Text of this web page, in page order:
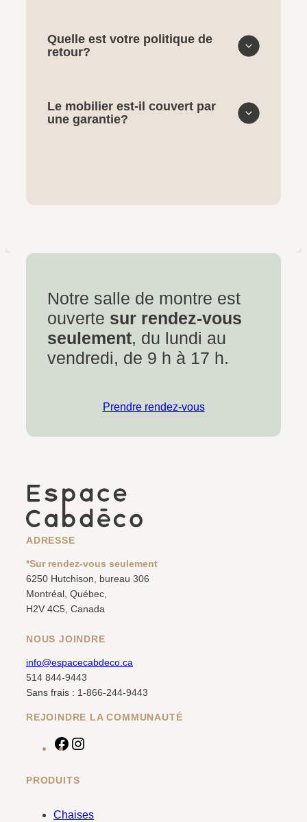
Quelle est votre politique de
retour?
Le mobilier est-il couvert par
une garantie?
Notre salle de montre est
ouverte sur rendez-vous
seulement, du lundi au
vendredi, de 9 h à 17 h.
Prendre rendez-vous
ADRESSE
*Sur rendez-vous seulement
6250 Hutchison, bureau 306
Montréal, Québec,
H2V 4C5, Canada
NOUS JOINDRE
info@espacecabdeco.ca
514 844-9443
Sans frais : 1-866-244-9443
REJOINDRE LA COMMUNAUTÉ
F
c
b
PRODUITS
Chaises